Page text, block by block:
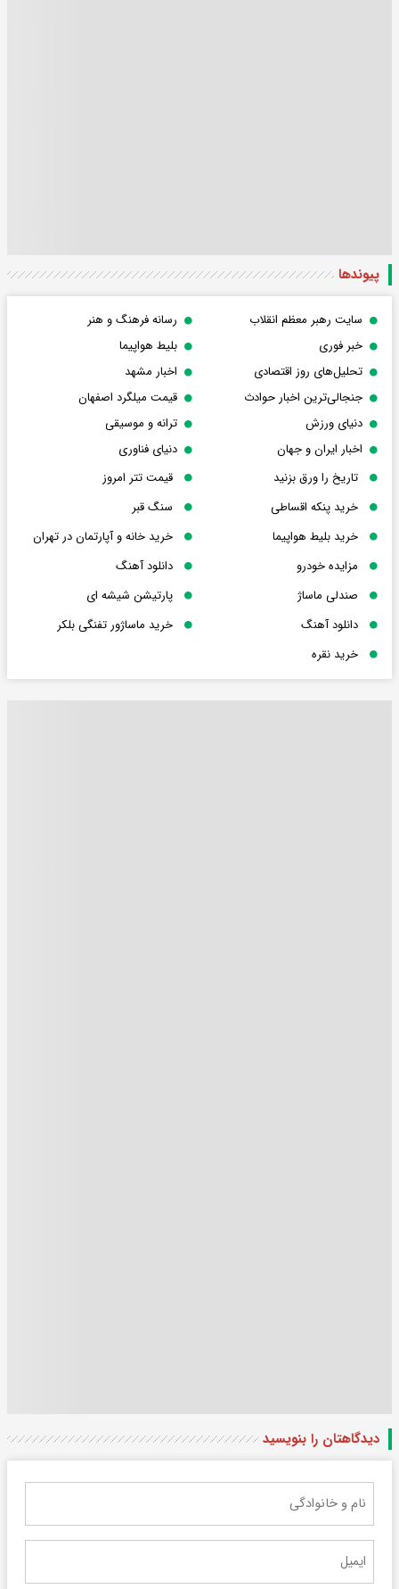
پیوندها
سایت رهبر معظم انقلاب
رسانه فرهنگ و هنر
خبر فوری
بلیط هواپیما
تحلیل‌های روز اقتصادی
اخبار مشهد
جنجالی‌ترین اخبار حوادث
قیمت میلگرد اصفهان
دنیای ورزش
ترانه و موسیقی
اخبار ایران و جهان
دنیای فناوری
تاریخ را ورق بزنید
قیمت تتر امروز
خرید پنکه اقساطی
سنگ قبر
خرید بلیط هواپیما
خرید خانه و آپارتمان در تهران
مزایده خودرو
دانلود آهنگ
صندلی ماساژ
پارتیشن شیشه ای
دانلود آهنگ
خرید ماساژور تفنگی بلکر
خرید نقره
دیدگاهتان را بنویسید